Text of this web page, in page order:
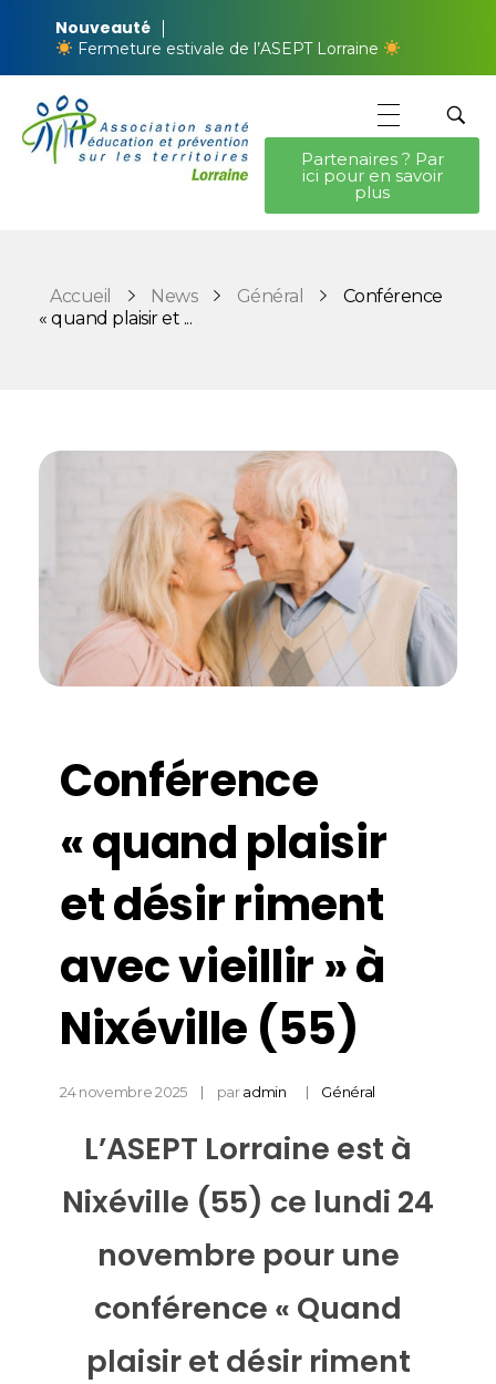
Nouveauté
Fermeture estivale de l’ASEPT Lorraine
Partenaires ? Par
ici pour en savoir
plus
Accueil News Général
Conférence
« quand plaisir et ...
Conférence
« quand plaisir
et désir riment
avec vieillir » à
Nixéville (55)
24 novembre 2025 par admin Général
L’ASEPT Lorraine est à
Nixéville (55) ce lundi 24
novembre pour une
conférence « Quand
plaisir et désir riment